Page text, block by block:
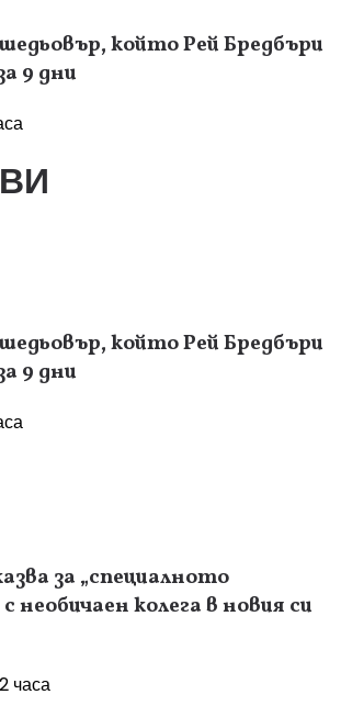
който Рей Бредбъри
9 дни
който Рей Бредбъри
9 дни
за „специалното
необичаен колега в новия си
часа